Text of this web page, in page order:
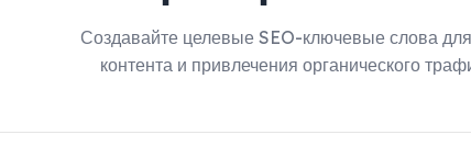
Создавайте целевые SEO-ключевые слова
контента и привлечения органического